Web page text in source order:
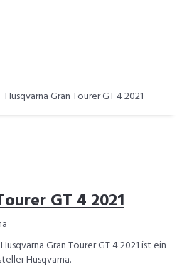
Husqvarna Gran Tourer GT 4 2021
GT 4 2021
Gran Tourer GT 4 2021 ist ein
Husqvarna.